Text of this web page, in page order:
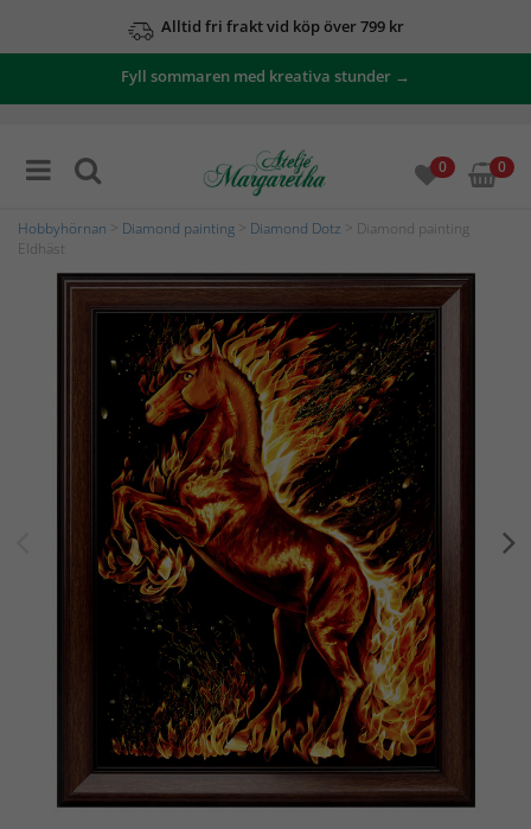
Alltid fri frakt vid köp över 799 kr
Fyll sommaren med kreativa stunder →
0 0
Hobbyhörnan Diamond painting Diamond Dotz > Diamond painting
Eldhäst